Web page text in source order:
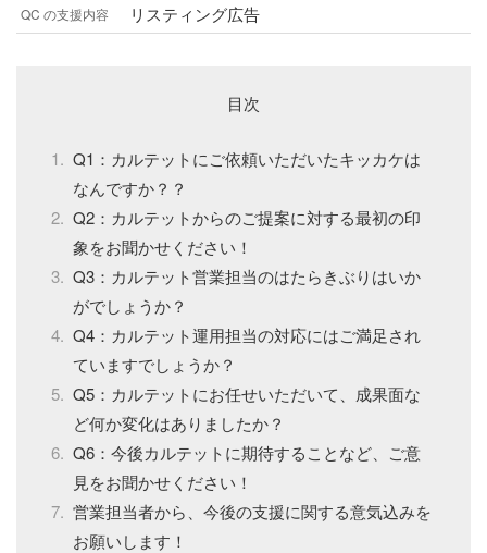
QC の支援内容 リスティング広告
目次
Q1：カルテットにご依頼いただいたキッカケは
なんですか？？
Q2：カルテットからのご提案に対する最初の印
象をお聞かせください！
Q3：カルテット営業担当のはたらきぶりはいか
がでしょうか？
Q4：カルテット運用担当の対応にはご満足され
ていますでしょうか？
Q5：カルテットにお任せいただいて、成果面な
ど何か変化はありましたか？
Q6：今後カルテットに期待することなど、ご意
見をお聞かせください！
営業担当者から、今後の支援に関する意気込みを
お願いします！